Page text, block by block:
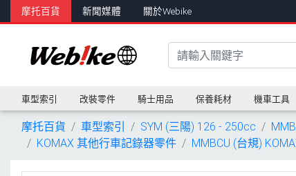
摩托百貨 新聞媒體 關於Webike
車型索引 改裝零件 騎士用品 保養耗材 機車工具
摩托百貨 車型索引 SYM (三陽) 126 - 250cc
KOMAX 其他行車記錄器零件
MMBCU (台規)